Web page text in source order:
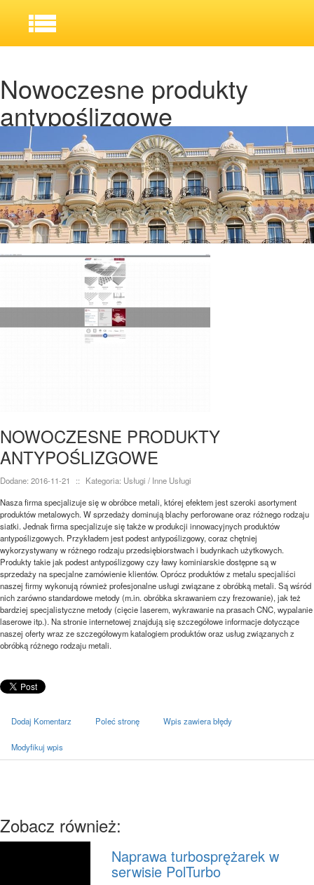
Nowoczesne produkty
antypoślizgowe
NOWOCZESNE PRODUKTY
ANTYPOŚLIZGOWE
Dodane: 2016-11-21 ::
Kategoria: Usługi / Inne Usługi
Nasza firma specjalizuje się w obróbce metali, której efektem jest szeroki asortyment
produktów metalowych. W sprzedaży dominują blachy perforowane oraz różnego rodzaju
siatki. Jednak firma specjalizuje się także w produkcji innowacyjnych produktów
antypoślizgowych. Przykładem jest podest antypoślizgowy, coraz chętniej
wykorzystywany w różnego rodzaju przedsiębiorstwach i budynkach użytkowych.
Produkty takie jak podest antypoślizgowy czy ławy kominiarskie dostępne są w
sprzedaży na specjalne zamówienie klientów. Oprócz produktów z metalu specjaliści
naszej firmy wykonują również profesjonalne usługi związane z obróbką metali. Są wśród
nich zarówno standardowe metody (m.in. obróbka skrawaniem czy frezowanie), jak też
bardziej specjalistyczne metody (cięcie laserem, wykrawanie na prasach CNC, wypalanie
laserowe itp.). Na stronie internetowej znajdują się szczegółowe informacje dotyczące
naszej oferty wraz ze szczegółowym katalogiem produktów oraz usług związanych z
obróbką różnego rodzaju metali.
Dodaj Komentarz Poleć stronę Wpis zawiera błędy
Modyfikuj wpis
Zobacz również:
Naprawa turbosprężarek w
serwisie PolTurbo